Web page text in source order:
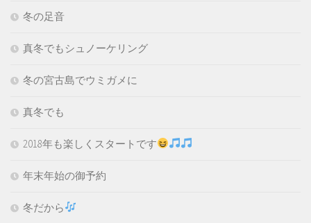
冬の足音
真冬でもシュノーケリング
冬の宮古島でウミガメに
真冬でも
2018年も楽しくスタートです
年末年始の御予約
冬だから